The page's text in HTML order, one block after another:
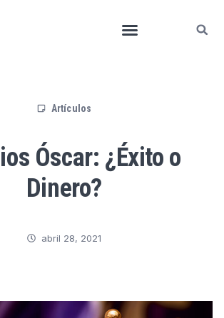
Artículos
Óscar: ¿Éxito o
Dinero?
abril 28, 2021